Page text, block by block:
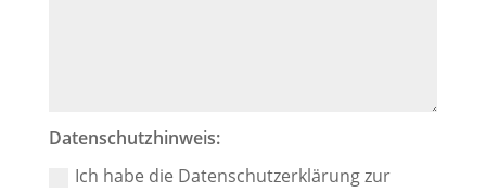
Datenschutzhinweis:
Ich habe die Datenschutzerklärung zur